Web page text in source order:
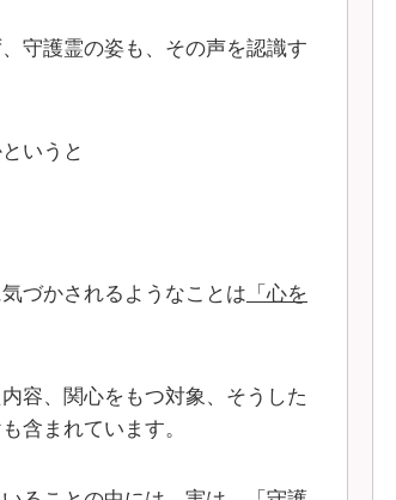
守護霊の姿も、その声を認識す
いうと
づかされるようなことは 「心を
容、関心をもつ対象、そうした
含まれています。